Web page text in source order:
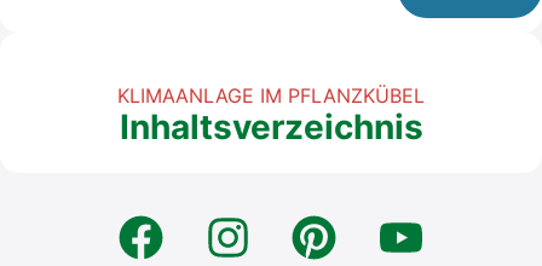
KLIMAANLAGE IM PFLANZKÜBEL
Inhaltsverzeichnis